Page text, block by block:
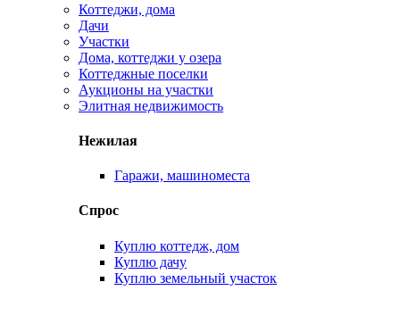
Коттеджи, дома
Дачи
Участки
Дома, коттеджи у озера
Коттеджные поселки
Аукционы на участки
Элитная недвижимость
Нежилая
Гаражи, машиноместа
Спрос
Куплю коттедж, дом
Куплю дачу
Куплю земельный участок